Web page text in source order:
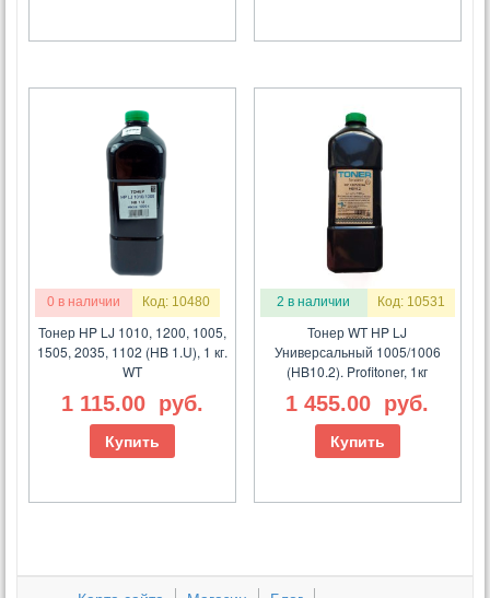
0 в наличии Код: 10480
Тонер HP LJ 1010, 1200, 1005,
1505, 2035, 1102 (HB 1.U), 1 кг.
WT
1 115.00 руб.
Купить
2 в наличии Код: 10531
Тонер WT HP LJ
Универсальный 1005/1006
(HB10.2). Profitoner, 1кг
1 455.00 руб.
Купить